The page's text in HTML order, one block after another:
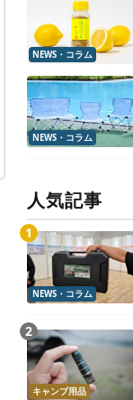
NEWS・コラム
NEWS・コラム
人気記事
NEWS・コラム
キャンプ用品